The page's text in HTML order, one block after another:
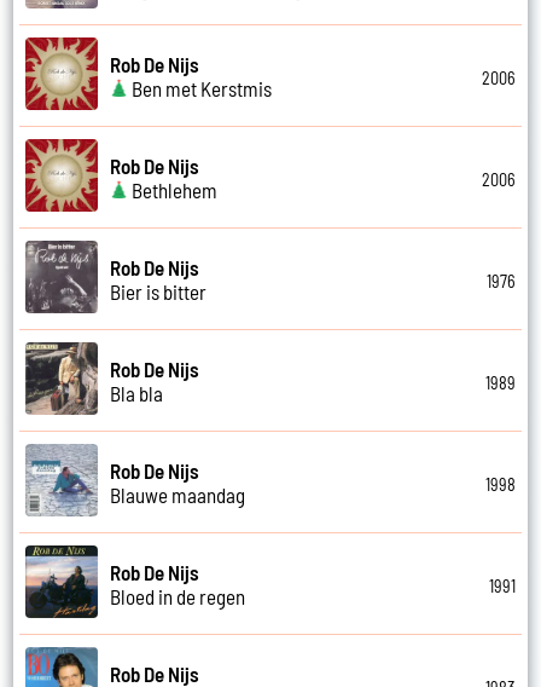
Rob De Nijs
Ben met Kerstmis
2006
Rob De Nijs
Bethlehem
2006
Rob De Nijs
Bier is bitter
1976
Rob De Nijs
Bla bla
1989
Rob De Nijs
Blauwe maandag
1998
Rob De Nijs
Bloed in de regen
1991
Rob De Nijs